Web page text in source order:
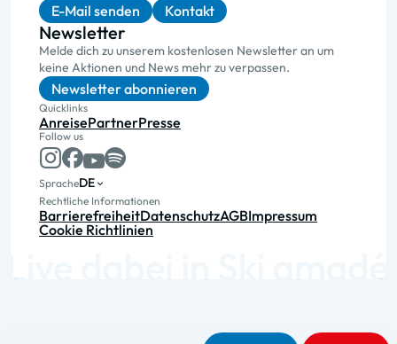
E-Mail senden Kontakt
Newsletter
Melde dich zu unserem kostenlosen Newsletter an um
keine Aktionen und News mehr zu verpassen.
Newsletter abonnieren
Quicklinks
AnreisePartnerPresse
Follow us
SpracheDE
Rechtliche Informationen
BarrierefreiheitDatenschutzAGBImpressum
Cookie Richtlinien